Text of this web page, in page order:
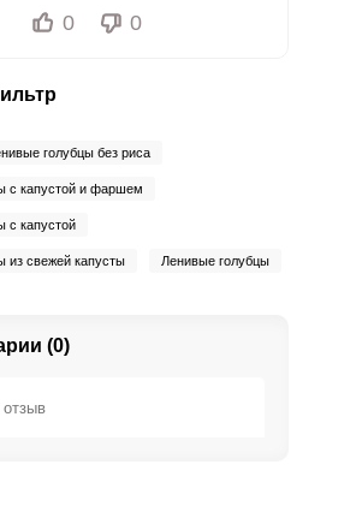
0 0
голубцы без риса
с капустой и фаршем
с капустой
из свежей капусты Ленивые голубцы
(0)